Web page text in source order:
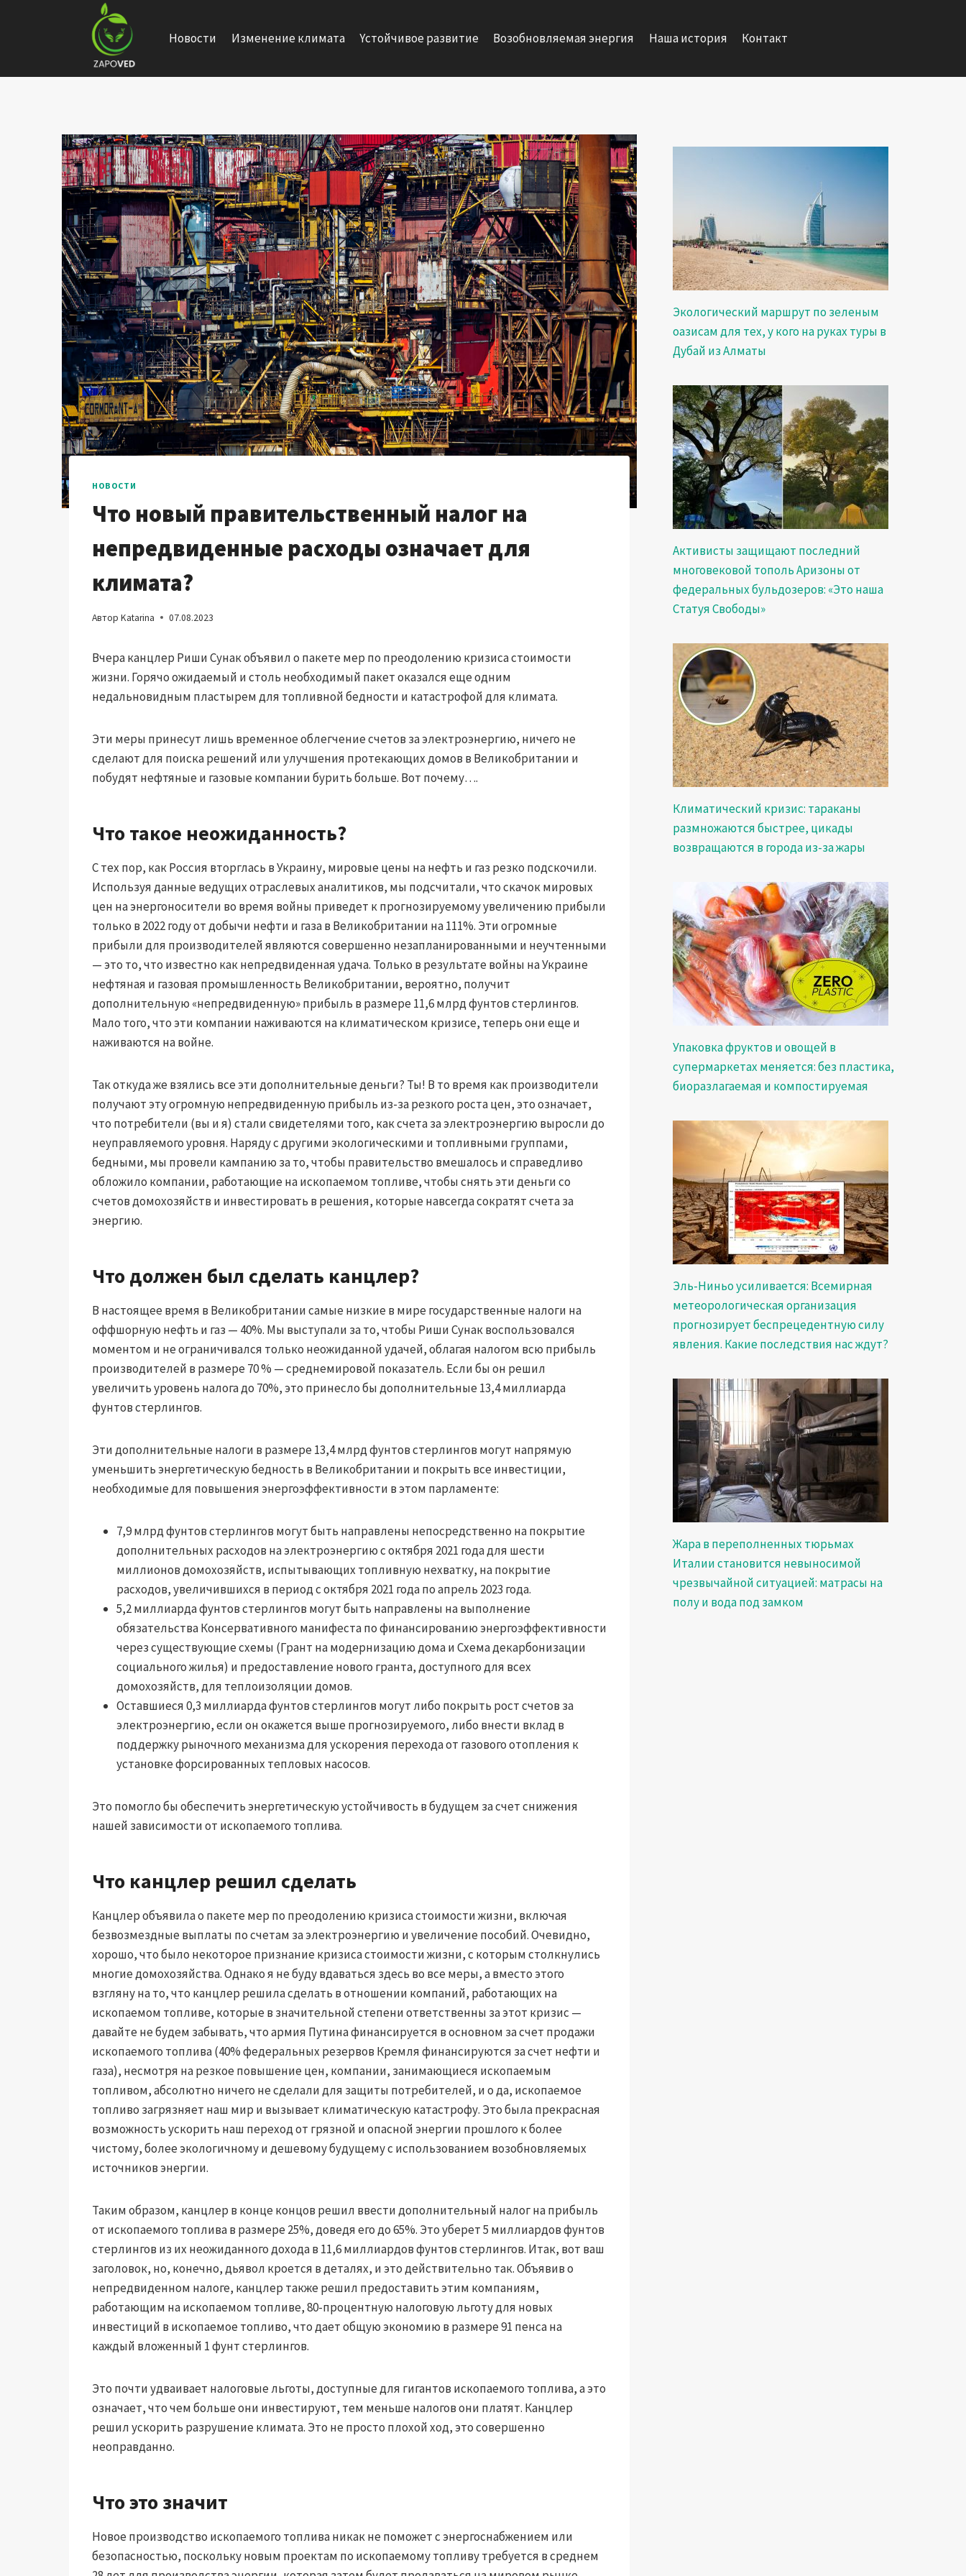
Новости Изменение климата Yстойчивое развитие Возобновляемая энергия Наша история Контакт
НОВОСТИ
Что новый правительственный налог на
непредвиденные расходы означает для
климата?
Автор Katarina 07.08.2023
Вчера канцлер Риши Сунак объявил о пакете мер по преодолению кризиса стоимости
жизни. Горячо ожидаемый и столь необходимый пакет оказался еще одним
недальновидным пластырем для топливной бедности и катастрофой для климата.
Эти меры принесут лишь временное облегчение счетов за электроэнергию, ничего не
сделают для поиска решений или улучшения протекающих домов в Великобритании и
побудят нефтяные и газовые компании бурить больше. Вот почему….
Что такое неожиданность?
С тех пор, как Россия вторглась в Украину, мировые цены на нефть и газ резко подскочили.
Используя данные ведущих отраслевых аналитиков, мы подсчитали, что скачок мировых
цен на энергоносители во время войны приведет к прогнозируемому увеличению прибыли
только в 2022 году от добычи нефти и газа в Великобритании на 111%. Эти огромные
прибыли для производителей являются совершенно незапланированными и неучтенными
— это то, что известно как непредвиденная удача. Только в результате войны на Украине
нефтяная и газовая промышленность Великобритании, вероятно, получит
дополнительную «непредвиденную» прибыль в размере 11,6 млрд фунтов стерлингов.
Мало того, что эти компании наживаются на климатическом кризисе, теперь они еще и
наживаются на войне.
Так откуда же взялись все эти дополнительные деньги? Ты! В то время как производители
получают эту огромную непредвиденную прибыль из-за резкого роста цен, это означает,
что потребители (вы и я) стали свидетелями того, как счета за электроэнергию выросли до
неуправляемого уровня. Наряду с другими экологическими и топливными группами,
бедными, мы провели кампанию за то, чтобы правительство вмешалось и справедливо
обложило компании, работающие на ископаемом топливе, чтобы снять эти деньги со
счетов домохозяйств и инвестировать в решения, которые навсегда сократят счета за
энергию.
Что должен был сделать канцлер?
В настоящее время в Великобритании самые низкие в мире государственные налоги на
оффшорную нефть и газ — 40%. Мы выступали за то, чтобы Риши Сунак воспользовался
моментом и не ограничивался только неожиданной удачей, облагая налогом всю прибыль
производителей в размере 70 % — среднемировой показатель. Если бы он решил
увеличить уровень налога до 70%, это принесло бы дополнительные 13,4 миллиарда
фунтов стерлингов.
Эти дополнительные налоги в размере 13,4 млрд фунтов стерлингов могут напрямую
уменьшить энергетическую бедность в Великобритании и покрыть все инвестиции,
необходимые для повышения энергоэффективности в этом парламенте:
7,9 млрд фунтов стерлингов могут быть направлены непосредственно на покрытие
дополнительных расходов на электроэнергию с октября 2021 года для шести
миллионов домохозяйств, испытывающих топливную нехватку, на покрытие
расходов, увеличившихся в период с октября 2021 года по апрель 2023 года.
5,2 миллиарда фунтов стерлингов могут быть направлены на выполнение
обязательства Консервативного манифеста по финансированию энергоэффективности
через существующие схемы (Грант на модернизацию дома и Схема декарбонизации
социального жилья) и предоставление нового гранта, доступного для всех
домохозяйств, для теплоизоляции домов.
Оставшиеся 0,3 миллиарда фунтов стерлингов могут либо покрыть рост счетов за
электроэнергию, если он окажется выше прогнозируемого, либо внести вклад в
поддержку рыночного механизма для ускорения перехода от газового отопления к
установке форсированных тепловых насосов.
Это помогло бы обеспечить энергетическую устойчивость в будущем за счет снижения
нашей зависимости от ископаемого топлива.
Что канцлер решил сделать
Канцлер объявила о пакете мер по преодолению кризиса стоимости жизни, включая
безвозмездные выплаты по счетам за электроэнергию и увеличение пособий. Очевидно,
хорошо, что было некоторое признание кризиса стоимости жизни, с которым столкнулись
многие домохозяйства. Однако я не буду вдаваться здесь во все меры, а вместо этого
взгляну на то, что канцлер решила сделать в отношении компаний, работающих на
ископаемом топливе, которые в значительной степени ответственны за этот кризис —
давайте не будем забывать, что армия Путина финансируется в основном за счет продажи
ископаемого топлива (40% федеральных резервов Кремля финансируются за счет нефти и
газа), несмотря на резкое повышение цен, компании, занимающиеся ископаемым
топливом, абсолютно ничего не сделали для защиты потребителей, и о да, ископаемое
топливо загрязняет наш мир и вызывает климатическую катастрофу. Это была прекрасная
возможность ускорить наш переход от грязной и опасной энергии прошлого к более
чистому, более экологичному и дешевому будущему с использованием возобновляемых
источников энергии.
Таким образом, канцлер в конце концов решил ввести дополнительный налог на прибыль
от ископаемого топлива в размере 25%, доведя его до 65%. Это уберет 5 миллиардов фунтов
стерлингов из их неожиданного дохода в 11,6 миллиардов фунтов стерлингов. Итак, вот ваш
заголовок, но, конечно, дьявол кроется в деталях, и это действительно так. Объявив о
непредвиденном налоге, канцлер также решил предоставить этим компаниям,
работающим на ископаемом топливе, 80-процентную налоговую льготу для новых
инвестиций в ископаемое топливо, что дает общую экономию в размере 91 пенса на
каждый вложенный 1 фунт стерлингов.
Это почти удваивает налоговые льготы, доступные для гигантов ископаемого топлива, а это
означает, что чем больше они инвестируют, тем меньше налогов они платят. Канцлер
решил ускорить разрушение климата. Это не просто плохой ход, это совершенно
неоправданно.
Что это значит
Новое производство ископаемого топлива никак не поможет с энергоснабжением или
безопасностью, поскольку новым проектам по ископаемому топливу требуется в среднем
Экологический маршрут по зеленым
оазисам для тех, у кого на руках туры в
Дубай из Алматы
Активисты защищают последний
многовековой тополь Аризоны от
федеральных бульдозеров: «Это наша
Статуя Свободы»
Климатический кризис: тараканы
размножаются быстрее, цикады
возвращаются в города из-за жары
Упаковка фруктов и овощей в
супермаркетах меняется: без пластика,
биоразлагаемая и компостируемая
Эль-Ниньо усиливается: Всемирная
метеорологическая организация
прогнозирует беспрецедентную силу
явления. Какие последствия нас ждут?
Жара в переполненных тюрьмах
Италии становится невыносимой
чрезвычайной ситуацией: матрасы на
полу и вода под замком